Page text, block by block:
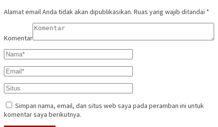
Alamat email Anda tidak akan dipublikasikan. Ruas yang wajib ditandai *
Komentar
Simpan nama, email, dan situs web saya pada peramban ini untuk
komentar saya berikutnya.